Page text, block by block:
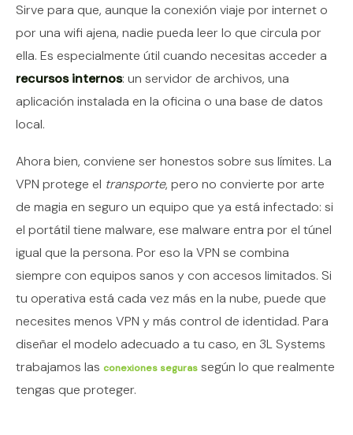
Sirve para que, aunque la conexión viaje por internet o
por una wifi ajena, nadie pueda leer lo que circula por
ella. Es especialmente útil cuando necesitas acceder a
recursos internos: un servidor de archivos, una
aplicación instalada en la oficina o una base de datos
local.
Ahora bien, conviene ser honestos sobre sus límites. La
VPN protege el transporte, pero no convierte por arte
de magia en seguro un equipo que ya está infectado: si
el portátil tiene malware, ese malware entra por el túnel
igual que la persona. Por eso la VPN se combina
siempre con equipos sanos y con accesos limitados. Si
tu operativa está cada vez más en la nube, puede que
necesites menos VPN y más control de identidad. Para
diseñar el modelo adecuado a tu caso, en 3L Systems
trabajamos las conexiones seguras según lo que realmente
tengas que proteger.